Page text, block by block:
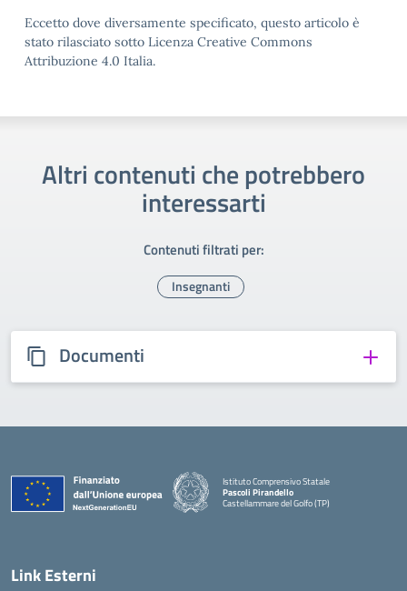
Eccetto dove diversamente specificato, questo articolo è
stato rilasciato sotto Licenza Creative Commons
Attribuzione 4.0 Italia.
Altri contenuti che potrebbero
interessarti
Contenuti filtrati per:
Insegnanti
Documenti
Istituto Comprensivo Statale
Pascoli Pirandello
Castellammare del Golfo (TP)
Link Esterni